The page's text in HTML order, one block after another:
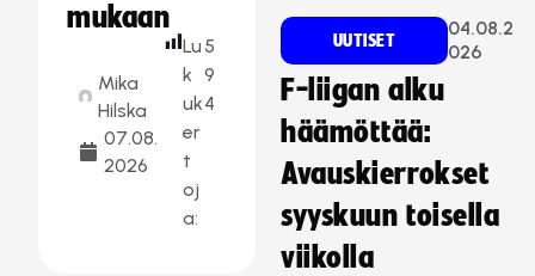
mukaan
Mika
Hilska
07.08.
2026
Lu
k
uk
er
t
oj
a:
5
9
4
UUTISET
04.08.2
026
F-liigan alku
häämöttää:
Avauskierrokset
syyskuun toisella
viikolla